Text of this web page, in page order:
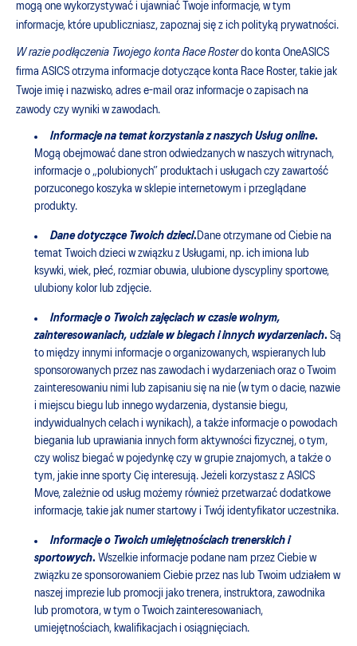
mogą one wykorzystywać i ujawniać Twoje informacje, w tym
informacje, które upubliczniasz, zapoznaj się z ich polityką prywatności.
W razie podłączenia Twojego konta Race Rosterdo konta OneASICS
firma ASICS otrzyma informacje dotyczące konta Race Roster, takie jak
Twoje imię i nazwisko, adres e-mail oraz informacje o zapisach na
zawody czy wyniki w zawodach.
Informacje na temat korzystania z naszych Usług online.
Mogą obejmować dane stron odwiedzanych w naszych witrynach,
informacje o „polubionych” produktach i usługach czy zawartość
porzuconego koszyka w sklepie internetowym i przeglądane
produkty.
Dane dotyczące Twoich dzieci. Dane otrzymane od Ciebie na
temat Twoich dzieci w związku z Usługami, np. ich imiona lub
ksywki, wiek, płeć, rozmiar obuwia, ulubione dyscypliny sportowe,
ulubiony kolor lub zdjęcie.
Informacje o Twoich zajęciach w czasie wolnym,
zainteresowaniach, udziale w biegach i innych wydarzeniach. Są
to między innymi informacje o organizowanych, wspieranych lub
sponsorowanych przez nas zawodach i wydarzeniach oraz o Twoim
zainteresowaniu nimi lub zapisaniu się na nie (w tym o dacie, nazwie
i miejscu biegu lub innego wydarzenia, dystansie biegu,
indywidualnych celach i wynikach), a także informacje o powodach
biegania lub uprawiania innych form aktywności fizycznej, o tym,
czy wolisz biegać w pojedynkę czy w grupie znajomych, a także o
tym, jakie inne sporty Cię interesują. Jeżeli korzystasz z ASICS
Move, zależnie od usług możemy również przetwarzać dodatkowe
informacje, takie jak numer startowy i Twój identyfikator uczestnika.
Informacje o Twoich umiejętnościach trenerskich i
sportowych. Wszelkie informacje podane nam przez Ciebie w
związku ze sponsorowaniem Ciebie przez nas lub Twoim udziałem w
naszej imprezie lub promocji jako trenera, instruktora, zawodnika
lub promotora, w tym o Twoich zainteresowaniach,
umiejętnościach, kwalifikacjach i osiągnięciach.